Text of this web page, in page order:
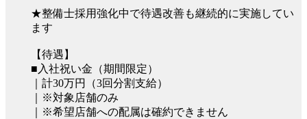
★整備士採用強化中で待遇改善も継続的に実施してい
ます
【待遇】
■入社祝い金（期間限定）
｜計30万円（3回分割支給）
｜※対象店舗のみ
｜※希望店舗への配属は確約できません